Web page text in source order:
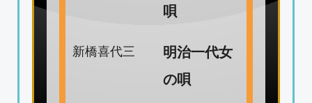
唄
新橋喜代三
明治一代女
の唄